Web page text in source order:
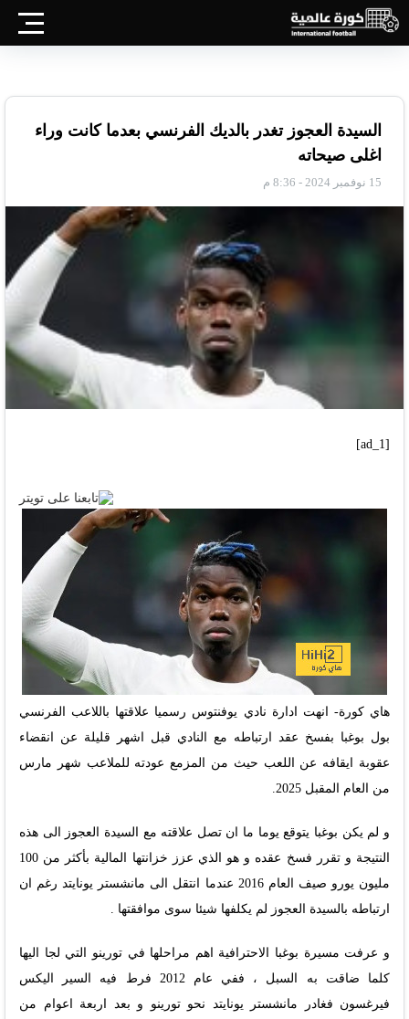
السيدة العجوز تغدر بالديك الفرنسي بعدما كانت وراء
اغلى صيحاته
15 نوفمبر 2024 - 8:36 م
[ad_1]
هاي كورة- انهت ادارة نادي يوفنتوس رسميا علاقتها باللاعب الفرنسي
بول بوغبا بفسخ عقد ارتباطه مع النادي قبل اشهر قليلة عن انقضاء
عقوبة ايقافه عن اللعب حيث من المزمع عودته للملاعب شهر مارس
من العام المقبل 2025.
و لم يكن بوغبا يتوقع يوما ما ان تصل علاقته مع السيدة العجوز الى هذه
النتيجة و تقرر فسخ عقده و هو الذي عزز خزانتها المالية بأكثر من 100
مليون يورو صيف العام 2016 عندما انتقل الى مانشستر يونايتد رغم ان
ارتباطه بالسيدة العجوز لم يكلفها شيئا سوى موافقتها .
و عرفت مسيرة بوغبا الاحترافية اهم مراحلها في تورينو التي لجا اليها
كلما ضاقت به السبل ، ففي عام 2012 فرط فيه السير اليكس
فيرغسون فغادر مانشستر يونايتد نحو تورينو و بعد اربعة اعوام من